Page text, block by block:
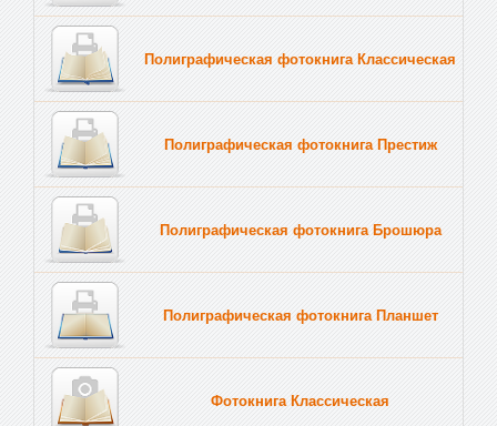
Полиграфическая фотокнига Классическая
Полиграфическая фотокнига Престиж
Полиграфическая фотокнига Брошюра
Полиграфическая фотокнига Планшет
Фотокнига Классическая